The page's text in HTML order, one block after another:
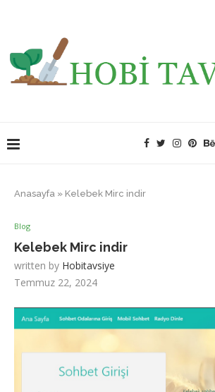
Anasayfa » Kelebek Mirc indir
Blog
Kelebek Mirc indir
written by Hobitavsiye
Temmuz 22, 2024